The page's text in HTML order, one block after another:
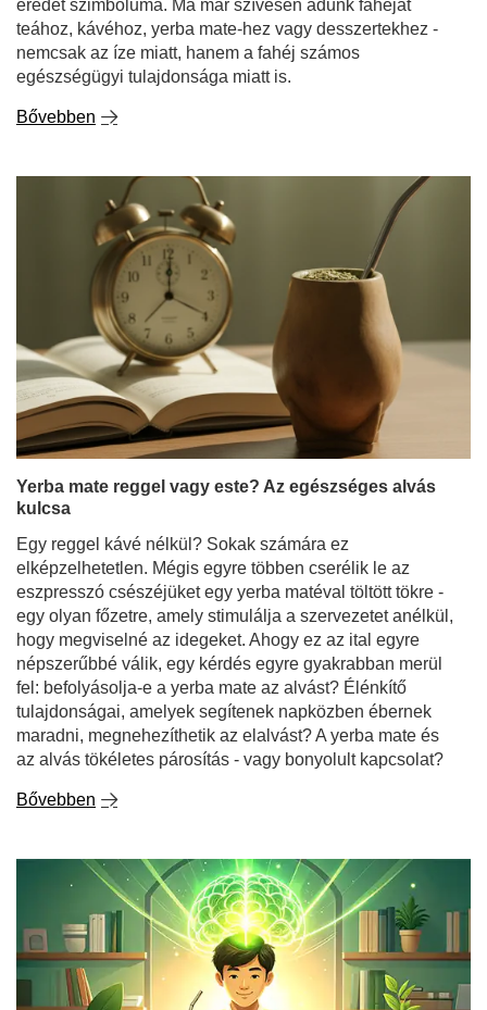
Bővebben
Yerba mate reggel vagy este? Az egészséges alvás
kulcsa
Egy reggel kávé nélkül? Sokak számára ez
elképzelhetetlen. Mégis egyre többen cserélik le az
eszpresszó csészéjüket egy yerba matéval töltött tökre -
egy olyan főzetre, amely stimulálja a szervezetet anélkül,
hogy megviselné az idegeket. Ahogy ez az ital egyre
népszerűbbé válik, egy kérdés egyre gyakrabban merül
fel: befolyásolja-e a yerba mate az alvást? Élénkítő
tulajdonságai, amelyek segítenek napközben ébernek
maradni, megnehezíthetik az elalvást? A yerba mate és
az alvás tökéletes párosítás - vagy bonyolult kapcsolat?
Bővebben